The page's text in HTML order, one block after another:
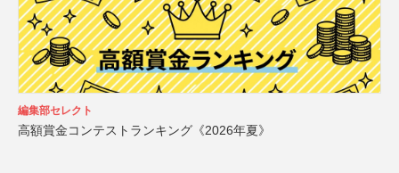
編集部セレクト
高額賞金コンテストランキング《2026年夏》